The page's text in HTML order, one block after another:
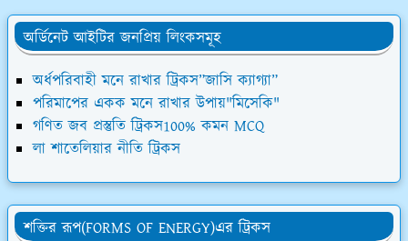
অর্ডিনেট আইটির জনপ্রিয় লিংকসমূহ
অর্ধপরিবাহী মনে রাখার ট্রিকস”জাসি ক্যাগ্যা”
পরিমাপের একক মনে রাখার উপায়"মিসেকি"
গণিত জব প্রস্তুতি ট্রিকস100% কমন MCQ
লা শাতেলিয়ার নীতি ট্রিকস
শক্তির রূপ(FORMS OF ENERGY)এর ট্রিকস